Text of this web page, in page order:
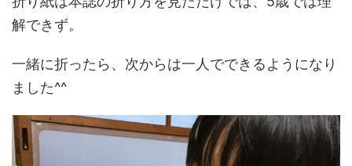
解できず。
一緒に折ったら、次からは一人でできるようになり
ました^^